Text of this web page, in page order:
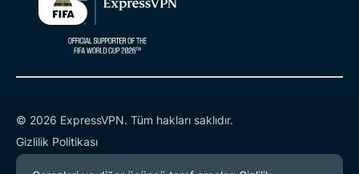
© 2026 ExpressVPN. Tüm hakları saklıdır.
Gizlilik Politikası
Hizmet Koşulları